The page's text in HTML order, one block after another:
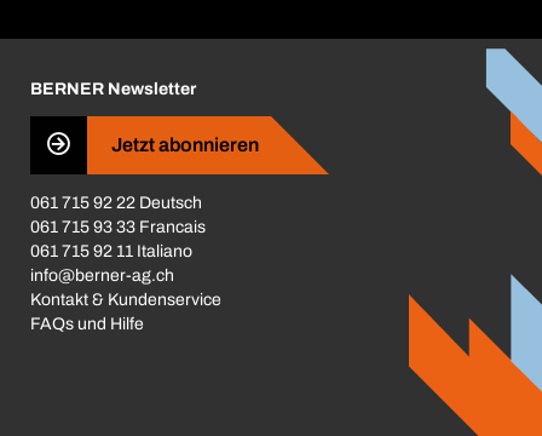
Business Conduct
BERNER Newsletter
Jetzt abonnieren
061 715 92 22 Deutsch
061 715 93 33 Francais
061 715 92 11 Italiano
info@berner-ag.ch
Kontakt & Kundenservice
FAQs und Hilfe